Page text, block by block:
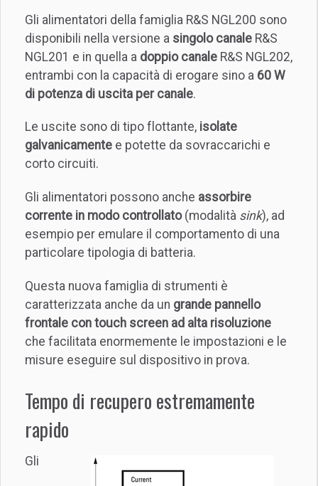
Gli alimentatori della famiglia R&S NGL200 sono
disponibili nella versione a singolo canale R&S
NGL201 e in quella a doppio canale R&S NGL202,
entrambi con la capacità di erogare sino a 60 W
di potenza di uscita per canale.
Le uscite sono di tipo flottante, isolate
galvanicamente e potette da sovraccarichi e
corto circuiti.
Gli alimentatori possono anche assorbire
corrente in modo controllato(modalità sink), ad
esempio per emulare il comportamento di una
particolare tipologia di batteria.
Questa nuova famiglia di strumenti è
caratterizzata anche da un grande pannello
frontale con touch screen ad alta risoluzione
che facilitata enormemente le impostazioni e le
misure eseguire sul dispositivo in prova.
Tempo di recupero estremamente
rapido
Gli